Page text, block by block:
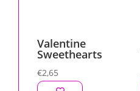
Valentine
Sweethearts
€2,65